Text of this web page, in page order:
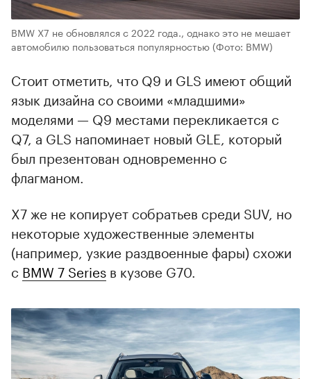
BMW X7 не обновлялся с 2022 года., однако это не мешает
автомобилю пользоваться популярностью(Фото: BMW)
Стоит отметить, что Q9 и GLS имеют общий
язык дизайна со своими «младшими»
моделями — Q9 местами перекликается с
Q7, а GLS напоминает новый GLE, который
был презентован одновременно с
флагманом.
X7 же не копирует собратьев среди SUV, но
некоторые художественные элементы
(например, узкие раздвоенные фары) схожи
с BMW 7 Series в кузове G70.